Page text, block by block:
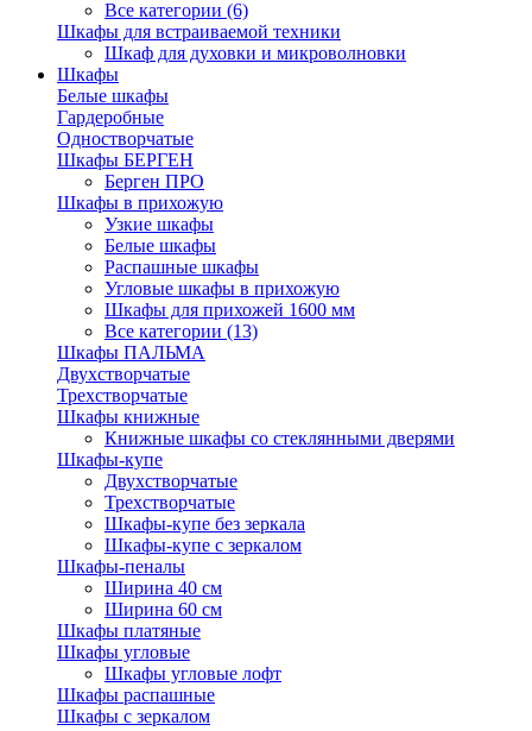
Все категории (6)
Шкафы для встраиваемой техники
Шкаф для духовки и микроволновки
Шкафы
Белые шкафы
Гардеробные
Одностворчатые
Шкафы БЕРГЕН
Берген ПРО
Шкафы в прихожую
Узкие шкафы
Белые шкафы
Распашные шкафы
Угловые шкафы в прихожую
Шкафы для прихожей 1600 мм
Все категории (13)
Шкафы ПАЛЬМА
Двухстворчатые
Трехстворчатые
Шкафы книжные
Книжные шкафы со стеклянными дверями
Шкафы-купе
Двухстворчатые
Трехстворчатые
Шкафы-купе без зеркала
Шкафы-купе с зеркалом
Шкафы-пеналы
Ширина 40 см
Ширина 60 см
Шкафы платяные
Шкафы угловые
Шкафы угловые лофт
Шкафы распашные
Шкафы с зеркалом